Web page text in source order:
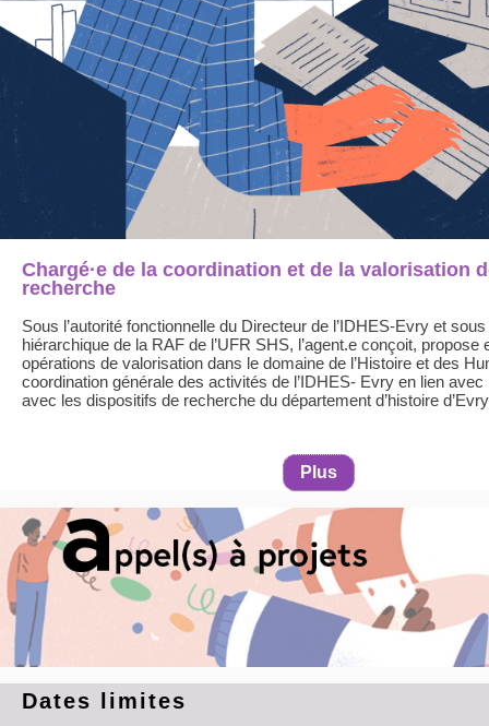
Chargé·e de la coordination et de la valorisation
recherche
Sous l’autorité fonctionnelle du Directeur de l’IDHES-Evry et sous
hiérarchique de la RAF de l’UFR SHS, l’agent.e conçoit, propose
opérations de valorisation dans le domaine de l’Histoire et des
coordination générale des activités de l’IDHES- Evry en lien avec
avec les dispositifs de recherche du département d’histoire
Plus
Dates limites